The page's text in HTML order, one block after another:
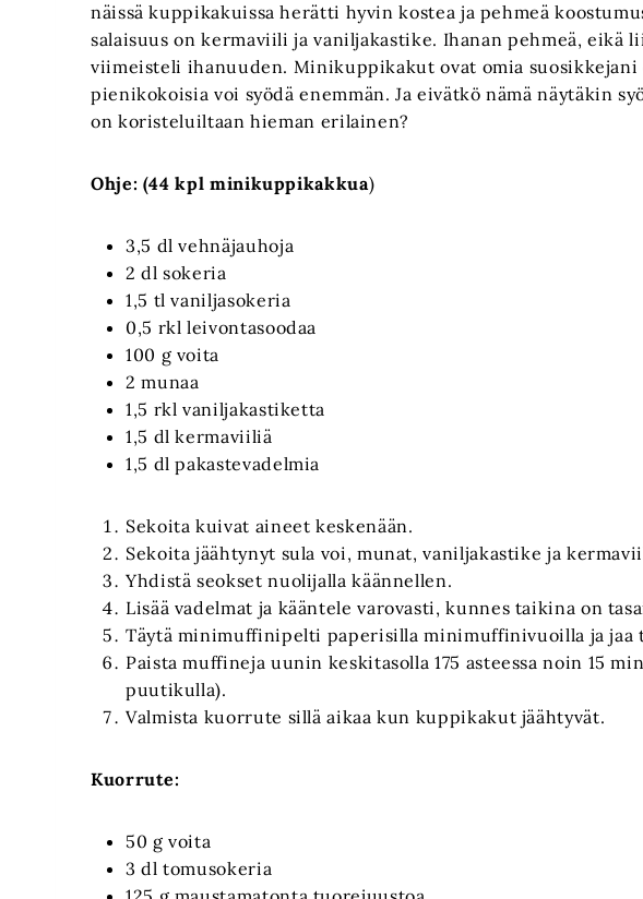
näissä kuppikakuissa herätti hyvin kostea ja pehmeä
salaisuus on kermaviili ja vaniljakastike. Ihanan pehmeä, eikä
viimeisteli ihanuuden. Minikuppikakut ovat omia suosikkejani
pienikokoisia voi syödä enemmän. Ja eivätkö nämä näytäkin
on koristeluiltaan hieman erilainen?
Ohje: (44 kpl minikuppikakkua)
3,5 dl vehnäjauhoja
2 dl sokeria
1,5 tl vaniljasokeria
0,5 rkl leivontasoodaa
100 g voita
2 munaa
1,5 rkl vaniljakastiketta
1,5 dl kermaviiliä
1,5 dl pakastevadelmia
Sekoita kuivat aineet keskenään.
Sekoita jäähtynyt sula voi, munat, vaniljakastike ja
Yhdistä seokset nuolijalla käännellen.
Lisää vadelmat ja kääntele varovasti, kunnes taikina on
Täytä minimuffinipelti paperisilla minimuffinivuoilla ja jaa
Paista muffineja uunin keskitasolla 175 asteessa noin 15
puutikulla).
Valmista kuorrute sillä aikaa kun kuppikakut jäähtyvät.
Kuorrute:
50 g voita
3 dl tomusokeria